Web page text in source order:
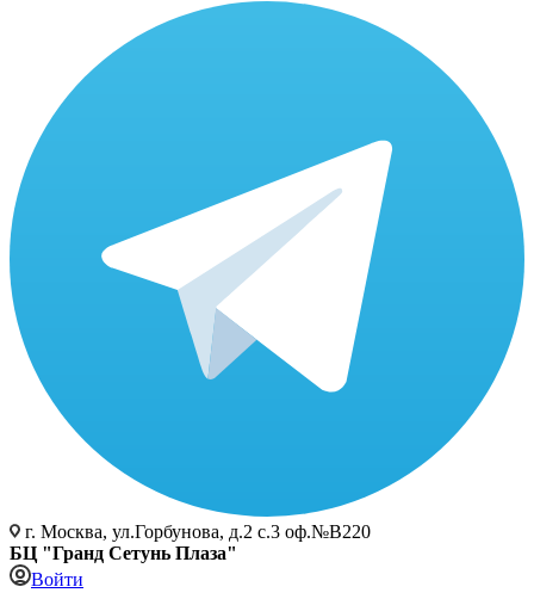
г. Москва, ул.Горбунова, д.2 с.3 оф.№В220
БЦ "Гранд Сетунь Плаза"
Войти